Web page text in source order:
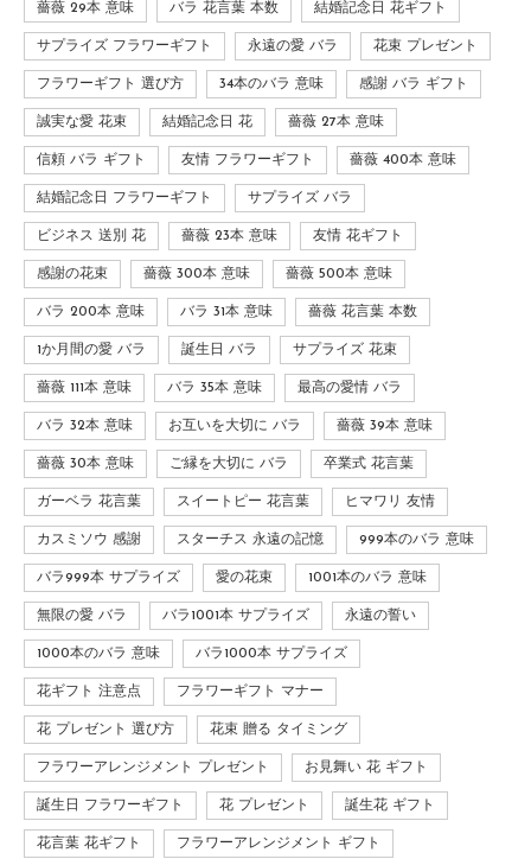
薔薇 29本 意味 バラ 花言葉 本数 結婚記念日 花ギフト
サプライズ フラワーギフト 永遠の愛 バラ 花束 プレゼント
フラワーギフト 選び方 34本のバラ 意味 感謝 バラ ギフト
誠実な愛 花束 結婚記念日 花 薔薇 27本 意味
信頼 バラ ギフト 友情 フラワーギフト 薔薇 400本 意味
結婚記念日 フラワーギフト サプライズ バラ
ビジネス 送別 花 薔薇 23本 意味 友情 花ギフト
感謝の花束 薔薇 300本 意味 薔薇 500本 意味
バラ 200本 意味 バラ 31本 意味 薔薇 花言葉 本数
1か月間の愛 バラ 誕生日 バラ サプライズ 花束
薔薇 111本 意味 バラ 35本 意味 最高の愛情 バラ
バラ 32本 意味 お互いを大切に バラ 薔薇 39本 意味
薔薇 30本 意味 ご縁を大切に バラ 卒業式 花言葉
ガーベラ 花言葉 スイートピー 花言葉 ヒマワリ 友情
カスミソウ 感謝 スターチス 永遠の記憶 999本のバラ 意味
バラ999本 サプライズ 愛の花束 1001本のバラ 意味
無限の愛 バラ バラ1001本 サプライズ 永遠の誓い
1000本のバラ 意味 バラ1000本 サプライズ
花ギフト 注意点 フラワーギフト マナー
花 プレゼント 選び方 花束 贈る タイミング
フラワーアレンジメント プレゼント お見舞い 花 ギフト
誕生日 フラワーギフト 花 プレゼント 誕生花 ギフト
花言葉 花ギフト フラワーアレンジメント ギフト